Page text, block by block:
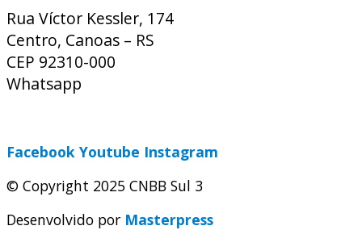
Rua Víctor Kessler, 174
Centro, Canoas – RS
CEP 92310-000
Whatsapp
Facebook Youtube Instagram
© Copyright 2025 CNBB Sul 3
Desenvolvido por Masterpress